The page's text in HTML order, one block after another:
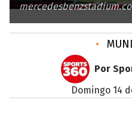
•
Por
domingo 14